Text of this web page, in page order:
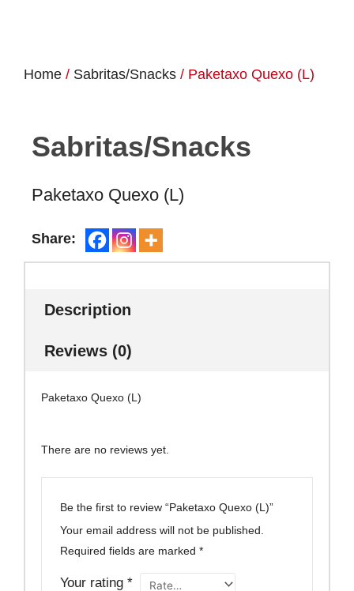
Home / Sabritas/Snacks / Paketaxo Quexo (L)
Sabritas/Snacks
Paketaxo Quexo (L)
Share:
Description
Reviews (0)
Paketaxo Quexo (L)
There are no reviews yet.
Be the first to review “Paketaxo Quexo (L)”
Your email address will not be published.
Required fields are marked*
Your rating*